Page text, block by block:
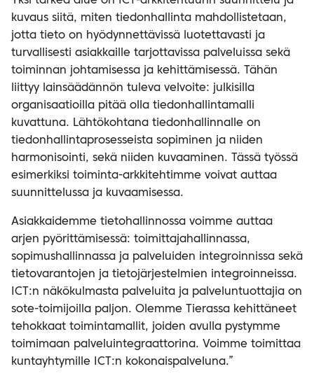
kuvaus siitä, miten tiedonhallinta mahdollistetaan,
jotta tieto on hyödynnettävissä luotettavasti ja
turvallisesti asiakkaille tarjottavissa palveluissa sekä
toiminnan johtamisessa ja kehittämisessä. Tähän
liittyy lainsäädännön tuleva velvoite: julkisilla
organisaatioilla pitää olla tiedonhallintamalli
kuvattuna. Lähtökohtana tiedonhallinnalle on
tiedonhallintaprosesseista sopiminen ja niiden
harmonisointi, sekä niiden kuvaaminen. Tässä työssä
esimerkiksi toiminta-arkkitehtimme voivat auttaa
suunnittelussa ja kuvaamisessa.
Asiakkaidemme tietohallinnossa voimme auttaa
arjen pyörittämisessä: toimittajahallinnassa,
sopimushallinnassa ja palveluiden integroinnissa sekä
tietovarantojen ja tietojärjestelmien integroinneissa.
ICT:n näkökulmasta palveluita ja palveluntuottajia on
sote-toimijoilla paljon. Olemme Tierassa kehittäneet
tehokkaat toimintamallit, joiden avulla pystymme
toimimaan palveluintegraattorina. Voimme toimittaa
kuntayhtymille ICT:n kokonaispalveluna.”